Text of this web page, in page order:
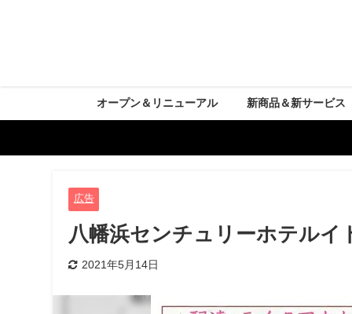
オープン＆リニューアル 新商品＆新サービス
広告
八幡浜センチュリーホテルイ
2021年5月14日